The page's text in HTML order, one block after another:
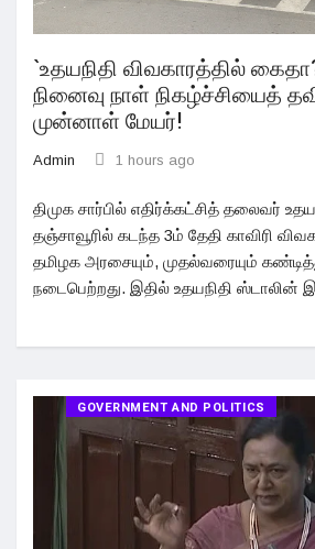
`உதயநிதி விவகாரத்தில்
நினைவு நாள் நிகழ்ச்சியைத்
முன்னாள் மேயர்!
Admin 1 hours ago
திமுக சார்பில் எதிர்க்கட்சித் தலைவர்
தஞ்சாவூரில் கடந்த 3ம் தேதி காவிரி
தமிழக அரசையும், முதல்வரையும்
நடைபெற்றது. இதில் உதயநிதி ஸ்டாலின்
GOVERNMENT AND POLITICS